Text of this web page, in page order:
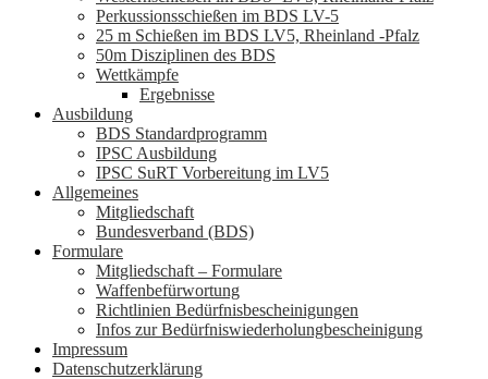
Perkussionsschießen im BDS LV-5
25 m Schießen im BDS LV5, Rheinland -Pfalz
50m Disziplinen des BDS
Wettkämpfe
Ergebnisse
Ausbildung
BDS Standardprogramm
IPSC Ausbildung
IPSC SuRT Vorbereitung im LV5
Allgemeines
Mitgliedschaft
Bundesverband (BDS)
Formulare
Mitgliedschaft – Formulare
Waffenbefürwortung
Richtlinien Bedürfnisbescheinigungen
Infos zur Bedürfniswiederholungbescheinigung
Impressum
Datenschutzerklärung